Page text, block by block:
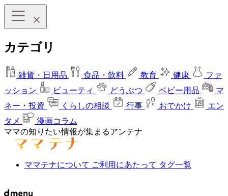
カテゴリ
雑貨・日用品 食品・飲料 教育 健康
ファ
ッション
ビューティ どうぶつ ベビー用品
マ
ネー・投資
くらしの相談 行事 おでかけ
エン
タメ
漫画コラム
ママの知りたい情報が集まるアンテナ
ママテナについて ご利用にあたって タグ一覧